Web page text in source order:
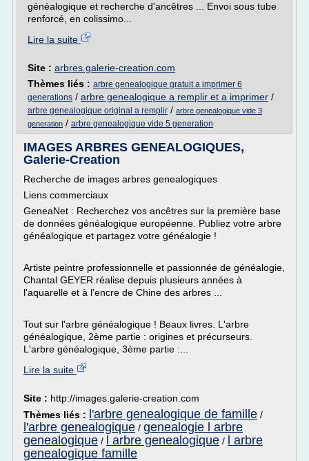
généalogique et recherche d'ancêtres ... Envoi sous tube
renforcé, en colissimo...
Lire la suite
Site : arbres.galerie-creation.com
Thèmes liés : arbre genealogique gratuit a imprimer 6
generations / arbre genealogique a remplir et a imprimer /
arbre genealogique original a remplir / arbre genealogique vide 3
generation / arbre genealogique vide 5 generation
IMAGES ARBRES GENEALOGIQUES,
Galerie-Creation
Recherche de images arbres genealogiques
Liens commerciaux
GeneaNet : Recherchez vos ancêtres sur la première base
de données généalogique européenne. Publiez votre arbre
généalogique et partagez votre généalogie !
Artiste peintre professionnelle et passionnée de généalogie,
Chantal GEYER réalise depuis plusieurs années à
l'aquarelle et à l'encre de Chine des arbres ...
Tout sur l'arbre généalogique ! Beaux livres. L'arbre
généalogique, 2ème partie : origines et précurseurs.
L'arbre généalogique, 3ème partie :...
Lire la suite
Site : http://images.galerie-creation.com
Thèmes liés :
l'arbre genealogique de famille /
l'arbre genealogique / genealogie l arbre
genealogique / l arbre genealogique /
l arbre
genealogique famille